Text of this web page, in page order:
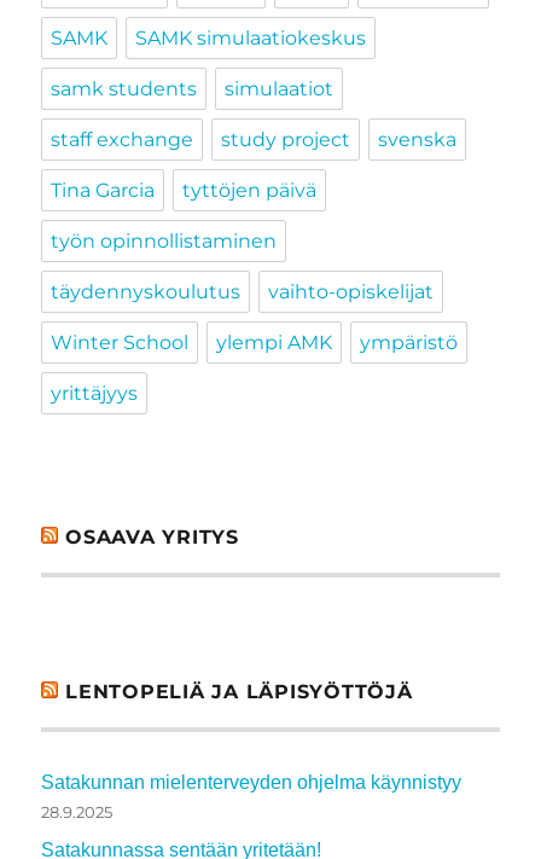
SAMK SAMK simulaatiokeskus
samk students simulaatiot
staff exchange study project svenska
Tina Garcia tyttöjen päivä
työn opinnollistaminen
täydennyskoulutus vaihto-opiskelijat
Winter School ylempi AMK ympäristö
yrittäjyys
OSAAVA YRITYS
LENTOPELIÄ JA LÄPISYÖTTÖJÄ
Satakunnan mielenterveyden ohjelma käynnistyy
28.9.2025
Satakunnassa sentään yritetään!